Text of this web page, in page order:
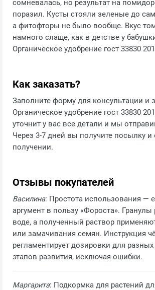
сомневалась, но результат на
поразил. Кусты стояли зеленые до
а фитофторы не было вообще. Вкус
намного слаще, как в детстве у
Органическое удобрение гост 33830
Как заказать?
Заполните форму для консультации и
Органическое удобрение гост 33830
уточнит у вас все детали и мы
Через 3-7 дней вы получите посылку и
получении.
Отзывы покупателей
Василина: Простота использования —
аргумент в пользу «Фороста». Гранулы
воде, а полученный раствор
или замачивания семян. Инструкция
регламентирует дозировки для разных
этапов развития, исключая ошибки.
Маргарита: Подкормка для растений